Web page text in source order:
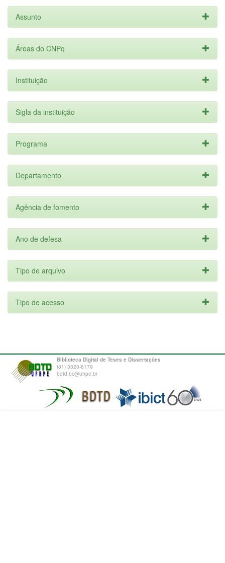
Assunto
Áreas do CNPq
Instituição
Sigla da instituição
Programa
Departamento
Agência de fomento
Ano de defesa
Tipo de arquivo
Tipo de acesso
Biblioteca Digital de Teses e Dissertações
(81) 3320-6179
bdtd.bc@ufrpe.br